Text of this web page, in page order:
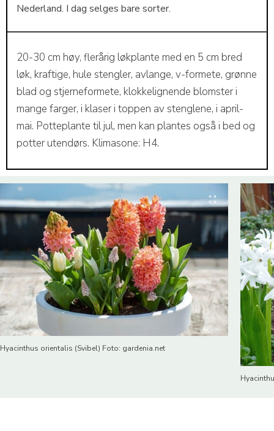
Nederland. I dag selges bare sorter.
20-30 cm høy, flerårig løkplante med en 5 cm bred
løk, kraftige, hule stengler, avlange, v-formete, grønne
blad og stjerneformete, klokkelignende blomster i
mange farger, i klaser i toppen av stenglene, i april-
mai. Potteplante til jul, men kan plantes også i bed og
potter utendørs. Klimasone: H4.
Hyacinthus orientalis (Svibel) Foto: gardenia.net